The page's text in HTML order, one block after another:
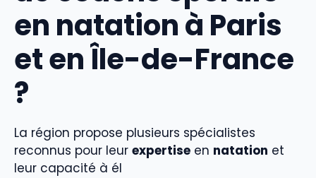
en natation à Paris
et en Île-de-France
?
La région propose plusieurs spécialistes
reconnus pour leur expertise en natation et
leur capacité à él